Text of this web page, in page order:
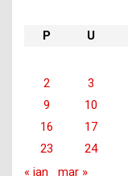
P
U
2
3
9
10
16
17
23
24
« jan
mar »